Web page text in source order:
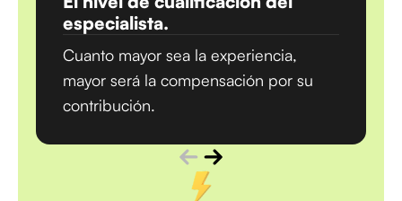
especialista.
Cuanto mayor sea la experiencia,
mayor será la compensación por su
contribución.